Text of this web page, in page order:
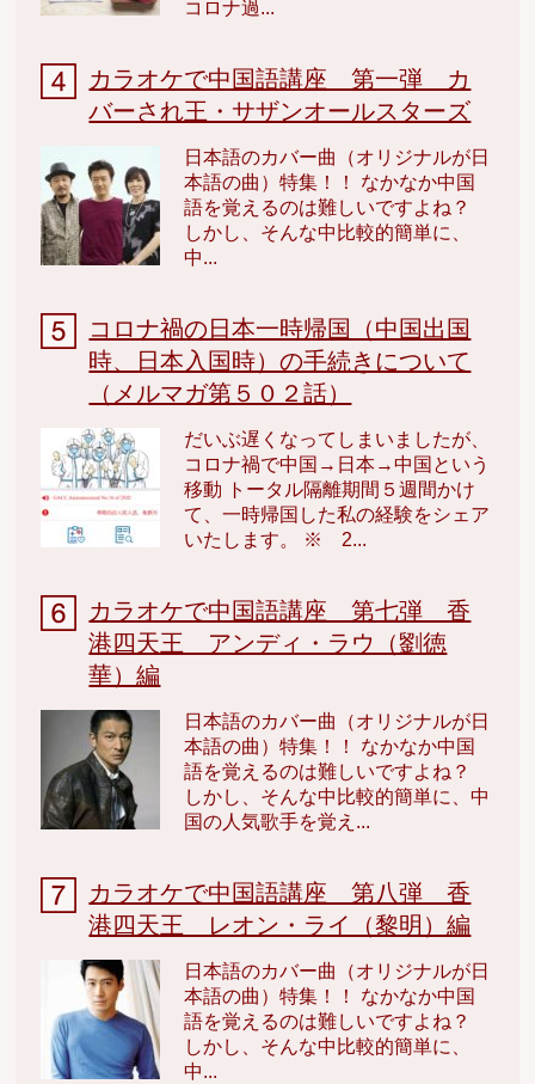
コロナ過...
カラオケで中国語講座 第一弾 カ
バーされ王・サザンオールスターズ
日本語のカバー曲（オリジナルが日
本語の曲）特集！！ なかなか中国
語を覚えるのは難しいですよね？
しかし、そんな中比較的簡単に、
中...
コロナ禍の日本一時帰国（中国出国
時、日本入国時）の手続きについて
（メルマガ第５０２話）
だいぶ遅くなってしまいましたが、
コロナ禍で中国→日本→中国という
移動 トータル隔離期間５週間かけ
て、一時帰国した私の経験をシェア
いたします。 ※ 2...
カラオケで中国語講座 第七弾 香
港四天王 アンディ・ラウ（劉徳
華）編
日本語のカバー曲（オリジナルが日
本語の曲）特集！！ なかなか中国
語を覚えるのは難しいですよね？
しかし、そんな中比較的簡単に、中
国の人気歌手を覚え...
カラオケで中国語講座 第八弾 香
港四天王 レオン・ライ（黎明）編
日本語のカバー曲（オリジナルが日
本語の曲）特集！！ なかなか中国
語を覚えるのは難しいですよね？
しかし、そんな中比較的簡単に、
中...